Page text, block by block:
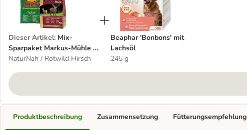
Dieser Artikel: Mix-
Sparpaket Markus-Mühle 2
x 5 kg
NaturNah / Rotwild Hirsch
Beaphar 'Bonbons' mit
Lachsöl
245 g
Produktbeschreibung Zusammensetzung Fütterungsempfehlung